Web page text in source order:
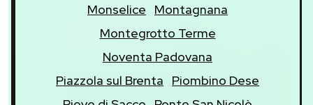
Monselice
Montagnana
Montegrotto Terme
Noventa Padovana
Piazzola sul Brenta
Piombino Dese